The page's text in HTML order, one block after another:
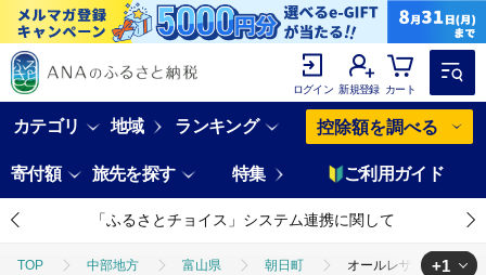
ログイン 新規登録 カート
カテゴリ 地域 ランキング 控除額を調べる
寄付額 旅先を探す 特集 ご利用ガイド
「ふるさとチョイス」システム連携に関して
TOP 中部地方 富山県 朝日町 オールレザー長財布
+1